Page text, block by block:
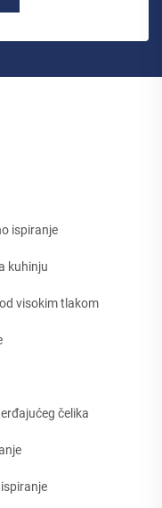
ispiranje
kuhinju
visokim tlakom
čelika